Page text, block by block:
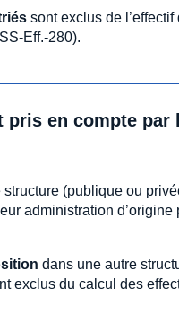
sont exclus de
Eff.-280).
en compte par
(publique ou
administration
dans une autre
exclus du calcul des